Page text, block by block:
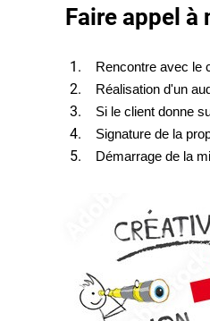
Faire appel à
Rencontre avec le
Réalisation d'un
Si le client donne
Signature de la
Démarrage de la